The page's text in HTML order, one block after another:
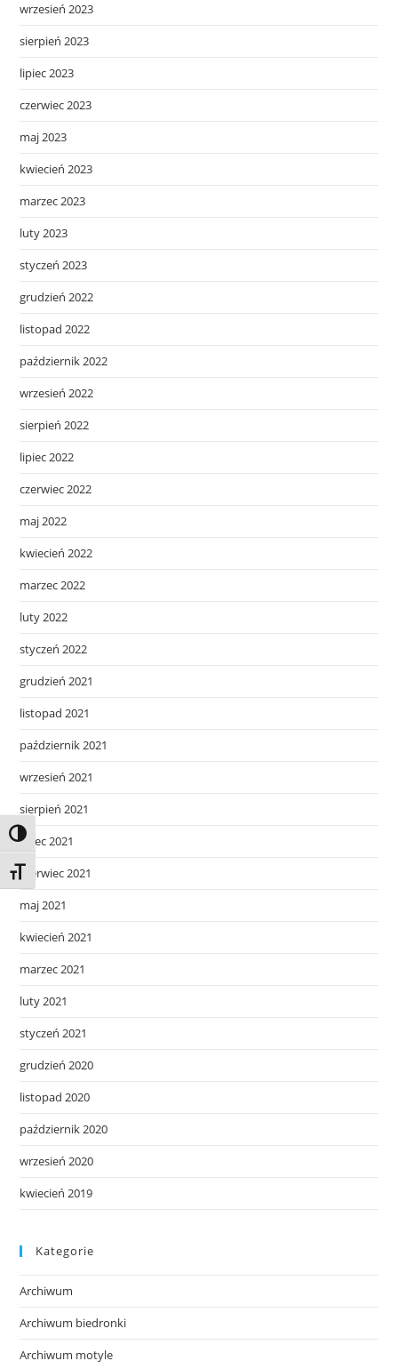
Toggle High Contrast
Toggle Font size
wrzesień 2023
sierpień 2023
lipiec 2023
czerwiec 2023
maj 2023
kwiecień 2023
marzec 2023
luty 2023
styczeń 2023
grudzień 2022
listopad 2022
październik 2022
wrzesień 2022
sierpień 2022
lipiec 2022
czerwiec 2022
maj 2022
kwiecień 2022
marzec 2022
luty 2022
styczeń 2022
grudzień 2021
listopad 2021
październik 2021
wrzesień 2021
sierpień 2021
lipiec 2021
czerwiec 2021
maj 2021
kwiecień 2021
marzec 2021
luty 2021
styczeń 2021
grudzień 2020
listopad 2020
październik 2020
wrzesień 2020
kwiecień 2019
Kategorie
Archiwum
Archiwum biedronki
Archiwum motyle